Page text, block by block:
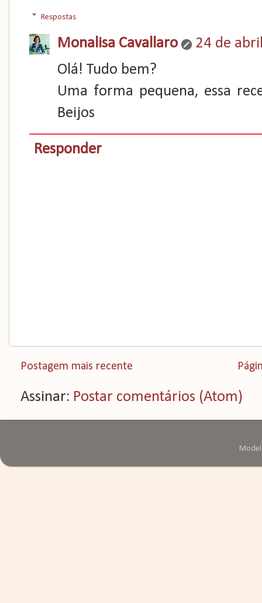
Respostas
Monalisa Cavallaro
24 de
Olá! Tudo bem?
Uma forma pequena, essa
Beijos
Responder
Postagem mais recente
Assinar: Postar comentários (Atom)